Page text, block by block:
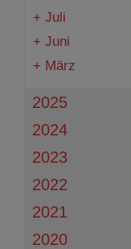
+ Juli
+ Juni
+ März
2025
2024
2023
2022
2021
2020